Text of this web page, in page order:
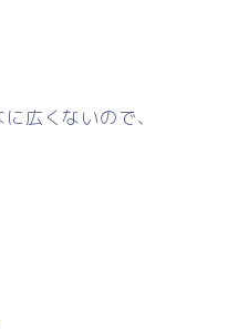
広くないので、